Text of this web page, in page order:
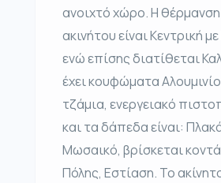
ανοιχτό χώρο. Η
ακινήτου είναι Κεντρική
ενώ επίσης διατίθεται
έχει κουφώματα
τζάμια, ενεργειακό
και τα δάπεδα είναι:
Μωσαικό, βρίσκεται
Πόλης, Εστίαση. Το